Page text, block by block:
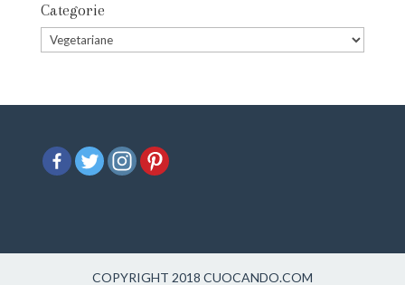
Categorie
COPYRIGHT 2018 CUOCANDO.COM